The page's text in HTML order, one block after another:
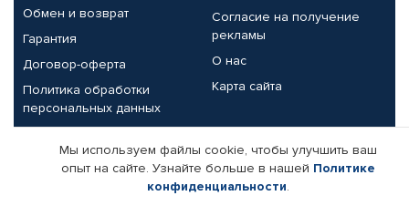
Обмен и возврат
Гарантия
Договор-оферта
Политика обработки
персональных данных
Согласие на получение
рекламы
О нас
Карта сайта
Партнерам
Корпоративным клиентам
Реквизиты компании
Мы используем файлы cookie, чтобы улучшить ваш
опыт на сайте. Узнайте больше в нашей Политике
конфиденциальности.